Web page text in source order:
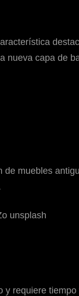
nueva capa de
muebles
requiere